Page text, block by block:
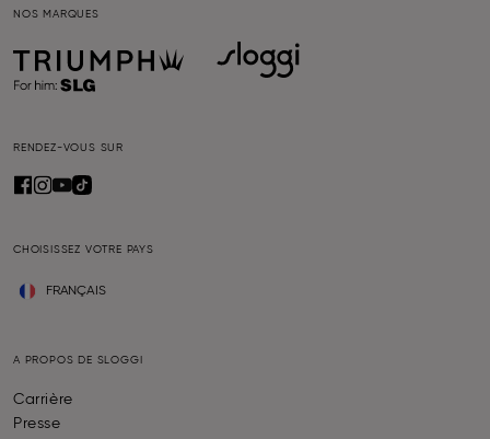
NOS MARQUES
RENDEZ-VOUS SUR
CHOISISSEZ VOTRE PAYS
FRANÇAIS
A PROPOS DE SLOGGI
Carrière
Presse